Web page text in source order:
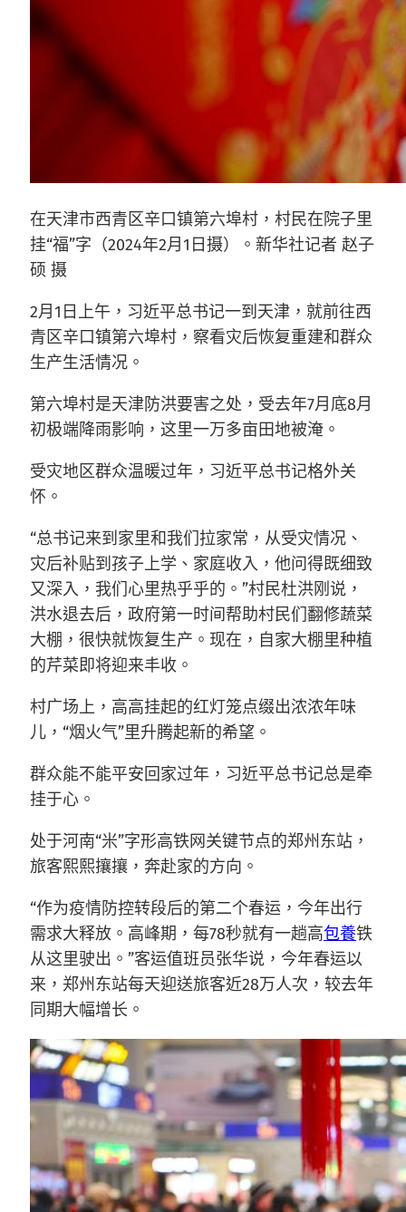
在天津市西青区辛口镇第六埠村，村民在院子里
挂“福”字（2024年2月1日摄）。新华社记者 赵子
硕 摄
2月1日上午，习近平总书记一到天津，就前往西
青区辛口镇第六埠村，察看灾后恢复重建和群众
生产生活情况。
第六埠村是天津防洪要害之处，受去年7月底8月
初极端降雨影响，这里一万多亩田地被淹。
受灾地区群众温暖过年，习近平总书记格外关
怀。
“总书记来到家里和我们拉家常，从受灾情况、
灾后补贴到孩子上学、家庭收入，他问得既细致
又深入，我们心里热乎乎的。”村民杜洪刚说，
洪水退去后，政府第一时间帮助村民们翻修蔬菜
大棚，很快就恢复生产。现在，自家大棚里种植
的芹菜即将迎来丰收。
村广场上，高高挂起的红灯笼点缀出浓浓年味
儿，“烟火气”里升腾起新的希望。
群众能不能平安回家过年，习近平总书记总是牵
挂于心。
处于河南“米”字形高铁网关键节点的郑州东站，
旅客熙熙攘攘，奔赴家的方向。
“作为疫情防控转段后的第二个春运，今年出行
需求大释放。高峰期，每78秒就有一趟高包養铁
从这里驶出。”客运值班员张华说，今年春运以
来，郑州东站每天迎送旅客近28万人次，较去年
同期大幅增长。